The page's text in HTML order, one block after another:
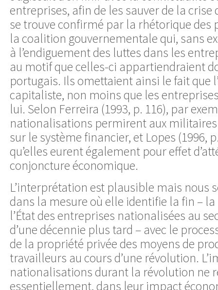
entreprises, afin de les sauver de la crise
se trouve confirmé par la rhétorique des
la coalition gouvernementale qui, sans
à l’endiguement des luttes dans les
au motif que celles-ci appartiendraient
portugais. Ils omettaient ainsi le fait que
capitaliste, non moins que les
lui. Selon Ferreira (1993, p. 116), par
nationalisations permirent aux
sur le système financier, et Lopes (1996,
qu’elles eurent également pour effet
conjoncture économique.
L’interprétation est plausible mais nous
dans la mesure où elle identifie la fin –
l’État des entreprises nationalisées au
d’une décennie plus tard – avec le
de la propriété privée des moyens de
travailleurs au cours d’une révolution.
nationalisations durant la révolution ne
essentiellement, dans leur impact